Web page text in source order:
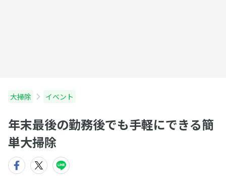
大掃除 イベント
年末最後の勤務後でも手軽にできる簡
単大掃除